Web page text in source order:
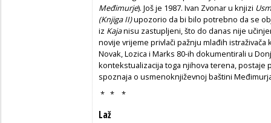
Međimurje). Još je 1987. Ivan Zvonar u knjizi
(Knjiga II)upozorio da bi bilo potrebno da se
iz Kajanisu zastupljeni, što do danas nije
novije vrijeme privlači pažnju mlađih
Novak, Lozica i Marks 80-ih dokumentirali u
kontekstualizacija toga njihova terena, postaje
spoznaja o usmenoknjiževnoj baštini
* * *
Laž